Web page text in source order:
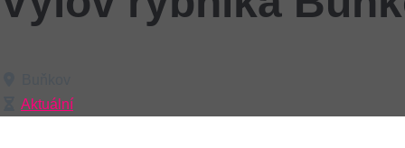
Aktuální